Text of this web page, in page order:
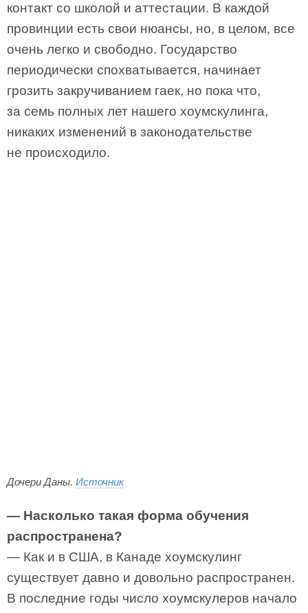
контакт со школой и аттестации. В каждой
провинции есть свои нюансы, но, в целом, все
очень легко и свободно. Государство
периодически спохватывается, начинает
грозить закручиванием гаек, но пока что,
за семь полных лет нашего хоумскулинга,
никаких изменений в законодательстве
не происходило.
Дочери Даны. Источник
— Насколько такая форма обучения
распространена?
— Как и в США, в Канаде хоумскулинг
существует давно и довольно распространен.
В последние годы число хоумскулеров начало